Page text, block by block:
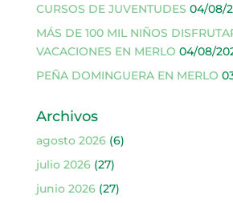
CURSOS DE JUVENTUDES 04/08/
MÁS DE 100 MIL NIÑOS
VACACIONES EN MERLO 04/08/
PEÑA DOMINGUERA EN MERLO
Archivos
agosto 2026(6)
julio 2026(27)
junio 2026(27)